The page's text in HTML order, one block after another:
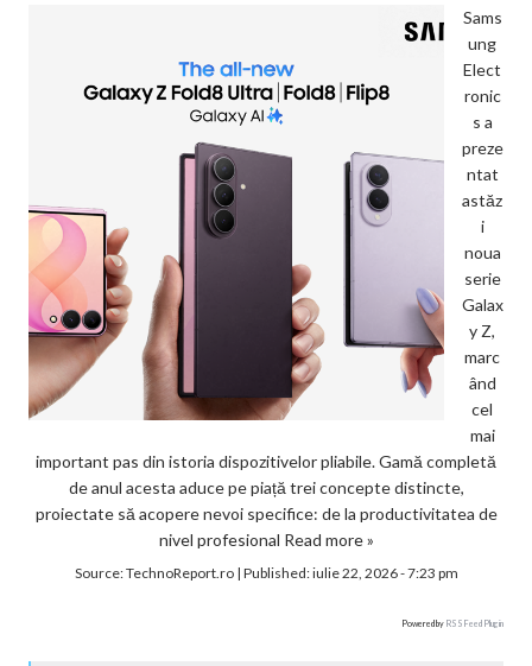
Sams
ung
Elect
ronic
s a
preze
ntat
astăz
i
noua
serie
Galax
y Z,
marc
ând
cel
mai
important pas din istoria dispozitivelor pliabile. Gamă completă
de anul acesta aduce pe piață trei concepte distincte,
proiectate să acopere nevoi specifice: de la productivitatea de
nivel profesional Read more »
Source:TechnoReport.ro| Published:iulie 22, 2026 - 7:23 pm
Powered by RSS Feed Plugin